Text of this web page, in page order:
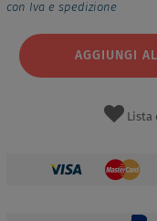
con Iva e spedizione
AGGIUNGI
Lista